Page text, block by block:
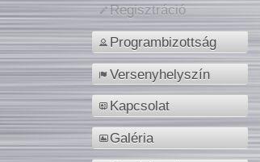
Regisztráció
Programbizottság
Versenyhelyszín
Kapcsolat
Galéria